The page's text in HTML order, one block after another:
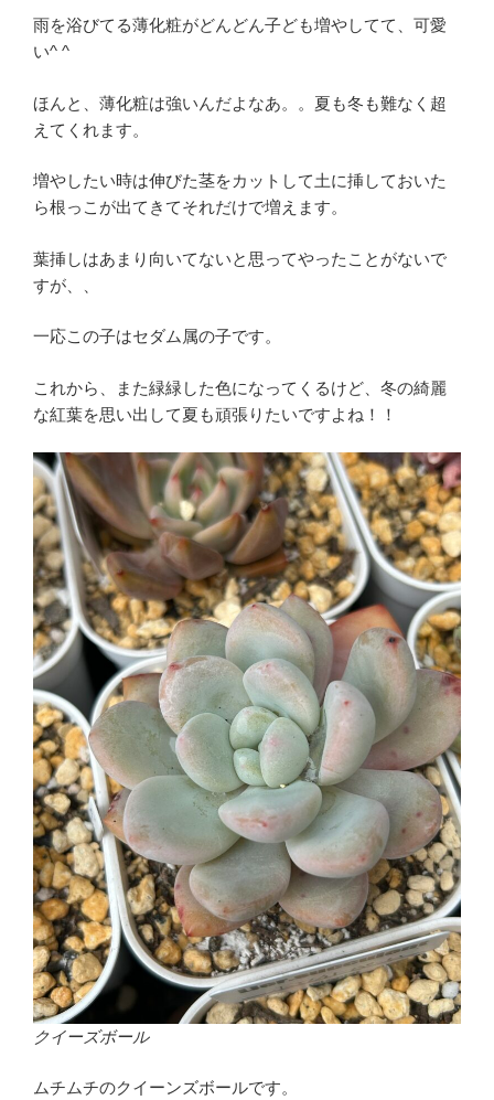
雨を浴びてる薄化粧がどんどん子ども増やしてて、可愛
い^ ^
ほんと、薄化粧は強いんだよなあ。。夏も冬も難なく超
えてくれます。
増やしたい時は伸びた茎をカットして土に挿しておいた
ら根っこが出てきてそれだけで増えます。
葉挿しはあまり向いてないと思ってやったことがないで
すが、、
一応この子はセダム属の子です。
これから、また緑緑した色になってくるけど、冬の綺麗
な紅葉を思い出して夏も頑張りたいですよね！！
クイーズボール
ムチムチのクイーンズボールです。